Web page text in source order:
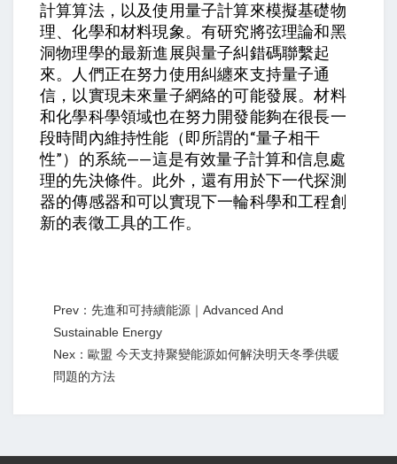
計算算法，以及使用量子計算來模擬基礎物
理、化學和材料現象。有研究將弦理論和黑
洞物理學的最新進展與量子糾錯碼聯繫起
來。人們正在努力使用糾纏來支持量子通
信，以實現未來量子網絡的可能發展。材料
和化學科學領域也在努力開發能夠在很長一
段時間內維持性能（即所謂的“量子相干
性”）的系統——這是有效量子計算和信息處
理的先決條件。此外，還有用於下一代探測
器的傳感器和可以實現下一輪科學和工程創
新的表徵工具的工作。
Prev：先進和可持續能源｜Advanced And
Sustainable Energy
Nex：歐盟 今天支持聚變能源如何解決明天冬季供暖
問題的方法